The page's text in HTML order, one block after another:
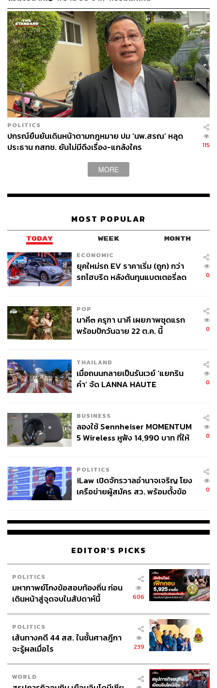
ข้อเท็จจริงแล้วเป็นอย่างไร อยากให้ท่านชี้แจงออกมาให้
ประชาชนทราบ”
TAGS: ภคมน หนุนอนันต์ ความไม่โปร่งใส
พรรคก้าวไกล
งบประมาณ
คณะกรรมการกิจการกระจายเสียง กิจการโทรทัศน์ และ
กิจการโทรคมนาคมแห่งชาติ (กสทช.)
ABOUT THE AUTHOR
กองบรรณาธิการ THE STANDARD
POLITICS
ปกรณ์ยืนยันเดินหน้าตามกฎหมาย ปม ‘นพ.สรณ’ หลุด
ประธาน กสทช. ยันไม่มีดึงเรื่อง-แกล้งใคร
115
MORE
MOST POPULAR
TODAY WEEK MONTH
ECONOMIC
ยุคใหม่รถ EV ราคาเริ่ม (ถูก) กว่า
รถไฮบริด หลังต้นทุนแบตเตอรี่ลด
0
POP
นาคี๓ ครุฑา นาคี เผยภาพชุดแรก
พร้อมปักวันฉาย 22 ต.ค. นี้
0
THAILAND
เมื่อถนนกลายเป็นรันเวย์ ‘แยกริน
คำ’ จัด LANNA HAUTE
0
BUSINESS
ลองใช้ Sennheiser MOMENTUM
5 Wireless หูฟัง 14,990 บาท ที่ให้
0
POLITICS
iLaw เปิดจักรวาลอำนาจเจริญ โยง
เครือข่ายผู้สมัคร สว. พร้อมตั้งข้อ
0
EDITOR'S PICKS
POLITICS
มหากาพย์โกงข้อสอบท้องถิ่น ก่อน
เดินหน้าสู่จุดจบในสัปดาห์นี้
606
POLITICS
เส้นทางคดี 44 สส. ในชั้นศาลฎีกา
จะรู้ผลเมื่อไร
239
WORLD